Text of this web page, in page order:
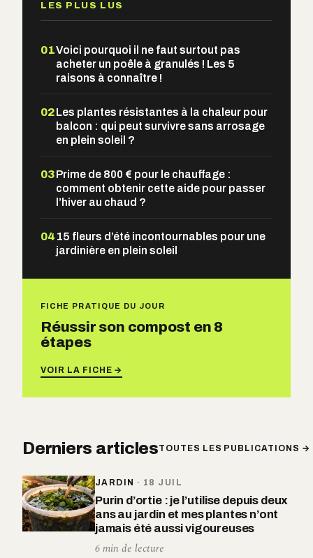
LES PLUS LUS
01Voici pourquoi il ne faut surtout pas
acheter un poêle à granulés ! Les 5
raisons à connaître !
02Les plantes résistantes à la chaleur pour
balcon : qui peut survivre sans arrosage
en plein soleil ?
03Prime de 800 € pour le chauffage :
comment obtenir cette aide pour passer
l’hiver au chaud ?
04 15 fleurs d’été incontournables pour une
jardinière en plein soleil
FICHE PRATIQUE DU JOUR
Réussir son compost en 8
étapes
VOIR LA FICHE →
Derniers articlesTOUTES LES PUBLICATIONS →
JARDIN · 18 JUIL
Purin d’ortie : je l’utilise depuis deux
ans au jardin et mes plantes n’ont
jamais été aussi vigoureuses
6 min de lecture